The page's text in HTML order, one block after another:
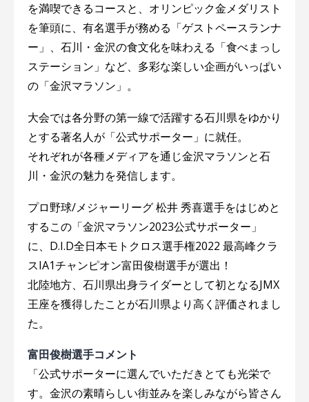
を満喫できるコースと、オリンピック金メダリスト
を筆頭に、有名選手が務める「ゲストペースランナ
ー」、石川・金沢の食文化を味わえる「食べまっし
ステーション」など、多彩な楽しい企画がいっぱい
の「金沢マラソン」。
大会では各分野の第一線で活躍する石川県をゆかり
とする著名人が「公式サポーター」に就任。
それぞれが各種メディアを通じ金沢マラソンと石
川・金沢の魅力を発信します。
プロ野球/メジャーリーグ 松井 秀喜選手をはじめと
するこの「金沢マラソン2023公式サポーター」
に、D.I.D全日本モトクロス選手権2022 最高峰クラ
スIA1チャンピオン富田俊樹選手が選出！
北陸地方、石川県出身ライダーとして初となるJMX
王座を獲得したことが石川県より高く評価されまし
た。
富田俊樹選手コメント
「公式サポーターに選んでいただきとても光栄で
す。金沢の素晴らしい街並みを楽しみながら皆さん